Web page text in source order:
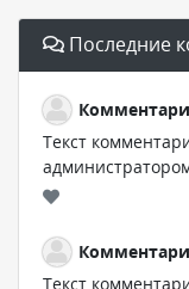
Последние
Текст
Текст